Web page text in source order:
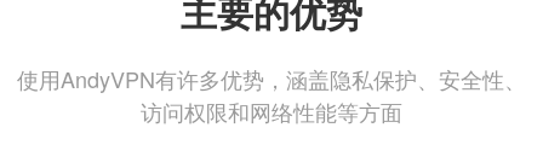
主要的优势
使用AndyVPN有许多优势，涵盖隐私保护、安全性、
访问权限和网络性能等方面